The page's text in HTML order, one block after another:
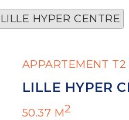
HYPER CENTRE
APPARTEMENT
LILLE HYPER
50.37 M2